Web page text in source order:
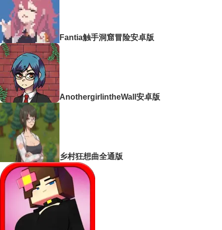
Fantia触手洞窟冒险安卓版
AnothergirlintheWall安卓版
乡村狂想曲全通版